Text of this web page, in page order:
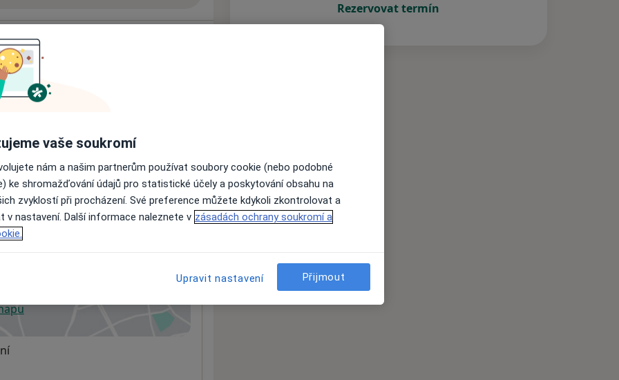
nejsou k dispozici
informace o svých službách.
v nové záložce
Rezervovat termín
vaše soukromí
nám a našim partnerům používat soubory cookie (nebo podobné
ke shromažďování údajů pro statistické účely a poskytování obsahu na
zvyklostí při procházení. Své preference můžete kdykoli zkontrolovat a
v nastavení. Další informace naleznete v zásadách ochrany soukromí a
Upravit nastavení Přijmout